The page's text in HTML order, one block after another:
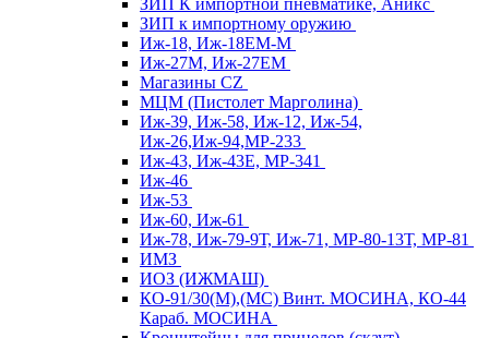
ЗИП к импортному оружию
Иж-18, Иж-18ЕМ-М
Иж-27М, Иж-27ЕМ
Магазины CZ
МЦМ (Пистолет Марголина)
Иж-39, Иж-58, Иж-12, Иж-54,
Иж-26,Иж-94,МР-233
Иж-43, Иж-43Е, МР-341
Иж-46
Иж-53
Иж-60, Иж-61
Иж-78, Иж-79-9Т, Иж-71, МР-80-13Т, МР-81
ИМЗ
ИОЗ (ИЖМАШ)
КО-91/30(М),(МС) Винт. МОСИНА, КО-44
Караб. МОСИНА